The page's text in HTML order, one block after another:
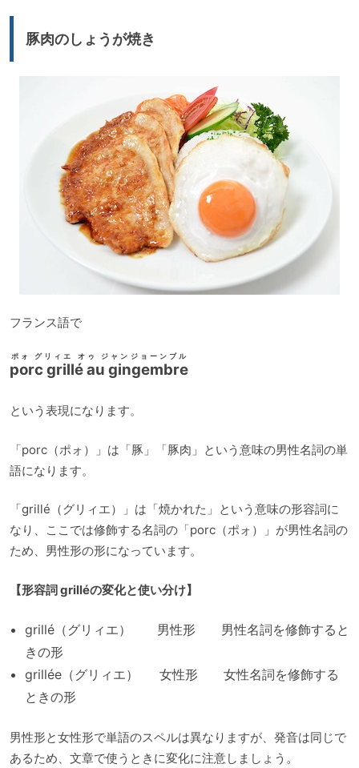
豚肉のしょうが焼き
フランス語で
porc grillé au gingembre
ポォ グリィエ オゥ ジャンジョーンブル
という表現になります。
「porc（ポォ）」は「豚」「豚肉」という意味の男性名詞の単
語になります。
「grillé（グリィエ）」は「焼かれた」という意味の形容詞に
なり、ここでは修飾する名詞の「porc（ポォ）」が男性名詞の
ため、男性形の形になっています。
【形容詞 grilléの変化と使い分け】
grillé（グリィエ） 男性形 男性名詞を修飾すると
きの形
grillée（グリィエ） 女性形 女性名詞を修飾する
ときの形
男性形と女性形で単語のスペルは異なりますが、発音は同じで
あるため、文章で使うときに変化に注意しましょう。